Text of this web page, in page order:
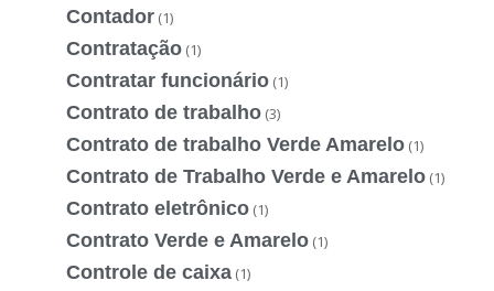
Contador (1)
Contratação (1)
Contratar funcionário (1)
Contrato de trabalho (3)
Contrato de trabalho Verde Amarelo (1)
Contrato de Trabalho Verde e Amarelo (1)
Contrato eletrônico (1)
Contrato Verde e Amarelo (1)
Controle de caixa (1)